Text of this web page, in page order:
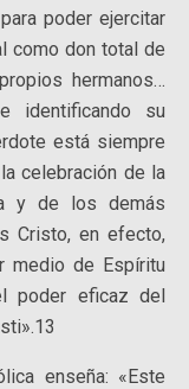
poder ejercitar
como don total de
hermanos…
identificando su
está siempre
celebración de la
y de los demás
Cristo, en efecto,
medio de Espíritu
poder eficaz del
enseña: «Este